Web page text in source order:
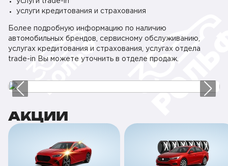
услуги кредитования и страхования
Более подробную информацию по наличию
автомобильных брендов, сервисному обслуживанию,
услугах кредитования и страхования, услугах отдела
trade-in Вы можете уточнить в отделе продаж.
АКЦИИ